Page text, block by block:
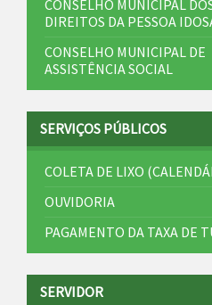
CONSELHO MUNICIPAL
DIREITOS DA PESSOA
CONSELHO MUNICIPAL DE
ASSISTÊNCIA SOCIAL
SERVIÇOS PÚBLICOS
COLETA DE LIXO
OUVIDORIA
PAGAMENTO DA TAXA DE
SERVIDOR